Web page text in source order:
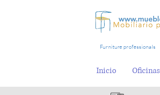
Furniture professionals
Inicio Oficinas